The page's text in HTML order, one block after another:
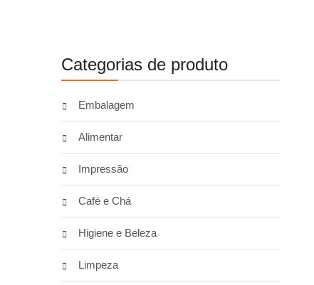
Categorias de produto
Embalagem
Alimentar
Impressão
Café e Chá
Higiene e Beleza
Limpeza